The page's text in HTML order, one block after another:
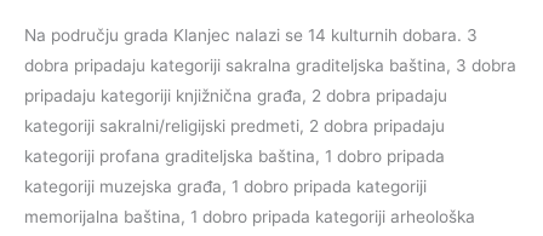
Na području grada Klanjec nalazi se 14 kulturnih dobara. 3
dobra pripadaju kategoriji sakralna graditeljska baština, 3 dobra
pripadaju kategoriji knjižnična građa, 2 dobra pripadaju
kategoriji sakralni/religijski predmeti, 2 dobra pripadaju
kategoriji profana graditeljska baština, 1 dobro pripada
kategoriji muzejska građa, 1 dobro pripada kategoriji
memorijalna baština, 1 dobro pripada kategoriji arheološka